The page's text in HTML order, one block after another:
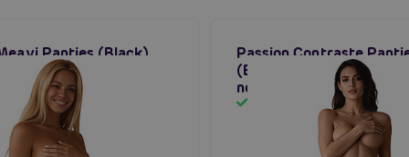
Panties (Black),
nohavičky
Passion Contraste
(Black), otvorené
nohavičky